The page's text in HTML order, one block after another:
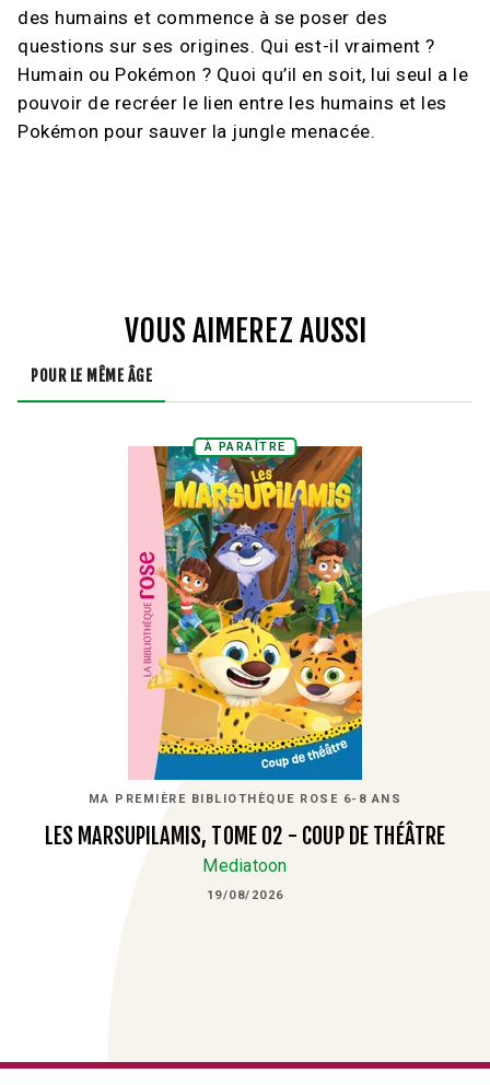
des humains et commence à se poser des
questions sur ses origines. Qui est-il vraiment ?
Humain ou Pokémon ? Quoi qu’il en soit, lui seul a le
pouvoir de recréer le lien entre les humains et les
Pokémon pour sauver la jungle menacée.
VOUS AIMEREZ AUSSI
POUR LE MÊME ÂGE
À PARAÎTRE
MA PREMIÈRE BIBLIOTHÈQUE ROSE 6-8 ANS
LES MARSUPILAMIS, TOME 02 - COUP DE THÉÂTRE
Mediatoon
19/08/2026